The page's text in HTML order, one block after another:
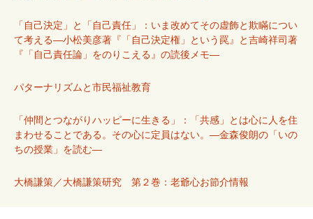
「自己決定」と「自己責任」：いま改めてその虚飾と欺瞞につい
て考える―小松美彦著『「自己決定権」という罠』と吉崎祥司著
『「自己責任論」をのりこえる』の読後メモ―
パターナリズムと市民福祉教育
「仲間とつながりハッピーに生きる」：「共感」とは心に人を住
まわせることである。その心に定員はない。―金森俊朗の「いの
ちの授業」を読む―
大橋謙策／大橋謙策研究 第２巻：老爺心お節介情報